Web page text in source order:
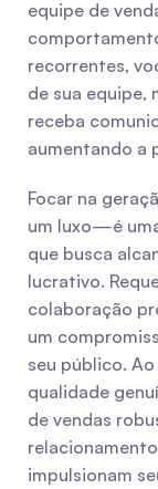
equipe de
recorrentes,
de sua equipe,
receba
aumentando a
Focar na
um luxo—é
que busca
lucrativo.
colaboração
um
seu público.
qualidade
de vendas
impulsionam